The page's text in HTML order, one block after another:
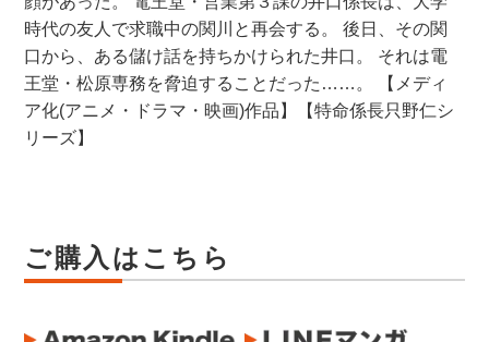
時代の友人で求職中の関川と再会する。 後日、その関
口から、ある儲け話を持ちかけられた井口。 それは電
王堂・松原専務を脅迫することだった……。 【メディ
ア化(アニメ・ドラマ・映画)作品】【特命係長只野仁シ
リーズ】
ご購入はこちら